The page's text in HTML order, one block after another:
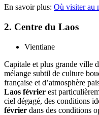
En savoir plus: Où visiter au
2. Centre du Laos
Vientiane
Capitale et plus grande ville
mélange subtil de culture
française et d’atmosphère
Laos février est
ciel dégagé, des conditions
février dans des conditions